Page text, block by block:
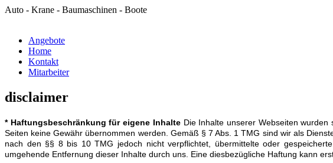
Auto - Krane - Baumaschinen - Boote
Angebote
Home
Kontakt
Mitarbeiter
disclaimer
* Haftungsbeschränkung für eigene InhalteDie Inhalte unserer Webseiten wurden
Seiten keine Gewähr übernommen werden. Gemäß § 7 Abs. 1 TMG sind wir als
nach den §§ 8 bis 10 TMG jedoch nicht verpflichtet, übermittelte oder
umgehende Entfernung dieser Inhalte durch uns. Eine diesbezügliche Haftung kann